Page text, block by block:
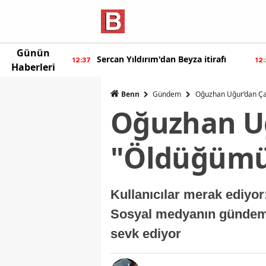
Günün
Haberleri
yeni 12:37 Sercan Yıldırım'dan Beyza itirafı
Benn Gündem Oğuzhan Uğur’dan
Oğuzhan
Kullanıcılar merak
Sosyal medyanın
sevk ediyor